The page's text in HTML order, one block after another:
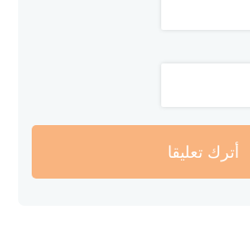
أترك تعليقا